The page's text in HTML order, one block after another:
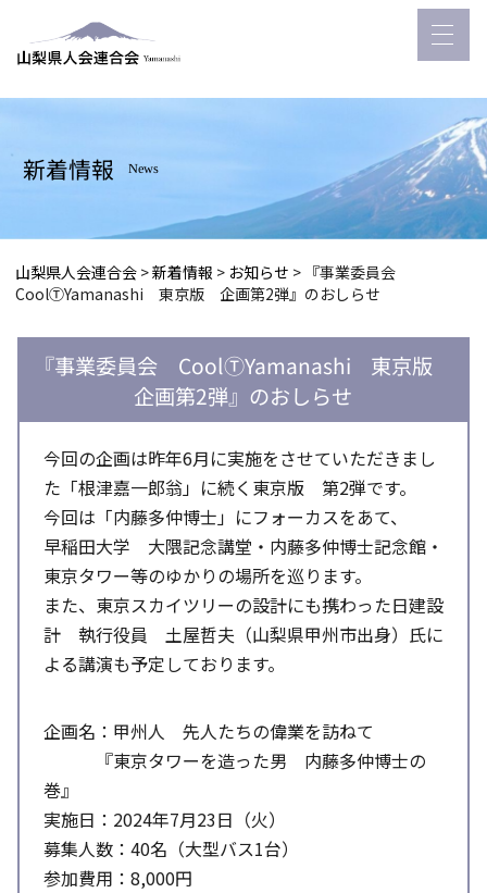
新着情報 News
山梨県人会連合会 >新着情報 > お知らせ > 『事業委員会
CoolⓉYamanashi 東京版 企画第2弾』のおしらせ
『事業委員会 CoolⓉYamanashi 東京版
企画第2弾』のおしらせ
今回の企画は昨年6月に実施をさせていただきまし
た「根津嘉一郎翁」に続く東京版 第2弾です。
今回は「内藤多仲博士」にフォーカスをあて、
早稲田大学 大隈記念講堂・内藤多仲博士記念館・
東京タワー等のゆかりの場所を巡ります。
また、東京スカイツリーの設計にも携わった日建設
計 執行役員 土屋哲夫（山梨県甲州市出身）氏に
よる講演も予定しております。
企画名：甲州人 先人たちの偉業を訪ねて
『東京タワーを造った男 内藤多仲博士の
巻』
実施日：2024年7月23日（火）
募集人数：40名（大型バス1台）
参加費用：8,000円